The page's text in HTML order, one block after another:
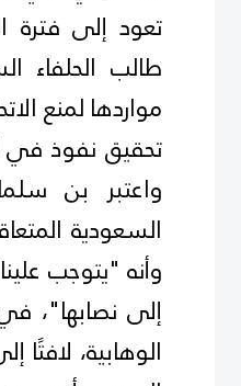
تعود إلى فترة
طالب الحلفاء
مواردها لمنع
تحقيق نفوذ في
واعتبر بن
السعودية
وأنه "يتوجب
إلى نصابها"،
الوهابية،